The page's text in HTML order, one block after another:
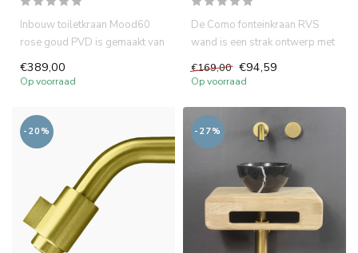
Inbouw toiletkraan Mood60
rose goud PVD is gemaakt van
volledig DZR messing. Wat...
€389,00
Op voorraad
De Como fonteinkraan RVS
wand is een strak ontwerp met
10 cm uitloop. In combina...
€169,00 €94,59
Op voorraad
-20% -27%